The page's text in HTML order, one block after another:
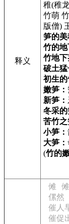
释义
稚(稚
竹萌
版僧)
笋的美
竹的地
竹地下
破土猛
初生的
嫩笋：
新笋：
冬采的
苦竹之
小笋：
大笋：
(竹的
傩
傫然
催人
催促